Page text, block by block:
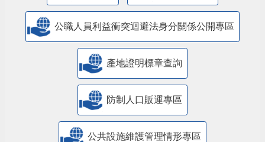
公職人員利益衝突迴避法身分關係公開專區
產地證明標章查詢
防制人口販運專區
​公共設施維護管理情形專區